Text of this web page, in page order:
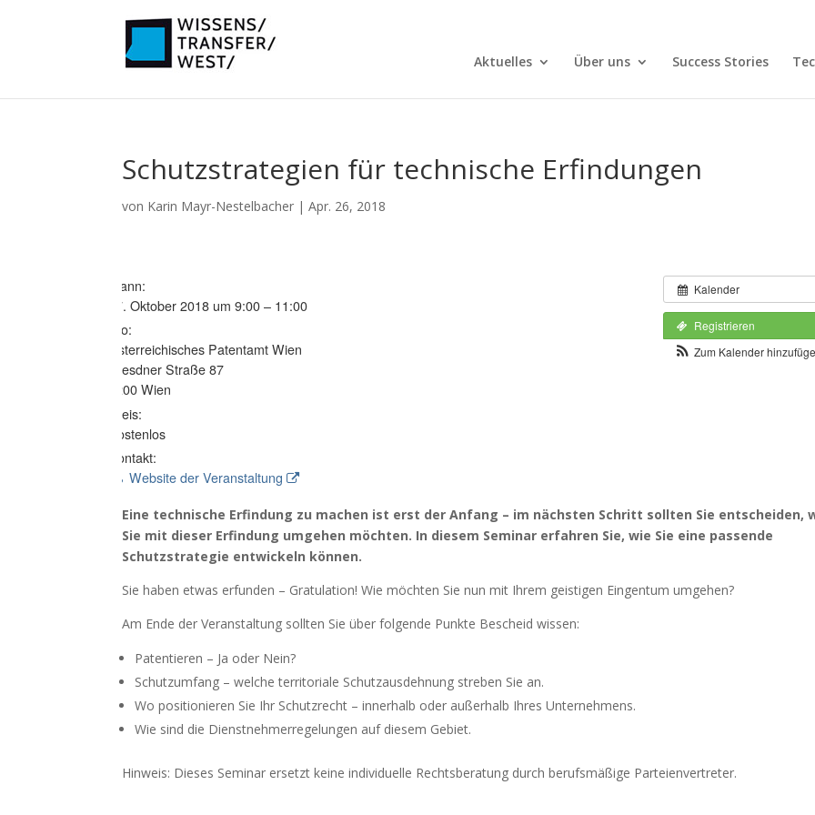
Aktuelles Über uns Success Stories
Schutzstrategien für technische Erfindungen
von Karin Mayr-Nestelbacher |Apr. 26, 2018
Kalender
Registrieren
Zum Kalender
Wann:
17. Oktober 2018 um 9:00 – 11:00
Wo:
Österreichisches Patentamt Wien
Dresdner Straße 87
1200 Wien
Preis:
Kostenlos
Kontakt:
Website der Veranstaltung
Eine technische Erfindung zu machen ist erst der Anfang – im nächsten Schritt sollten Sie entscheiden,
Sie mit dieser Erfindung umgehen möchten. In diesem Seminar erfahren Sie, wie Sie eine passende
Schutzstrategie entwickeln können.
Sie haben etwas erfunden – Gratulation! Wie möchten Sie nun mit Ihrem geistigen Eingentum umgehen?
Am Ende der Veranstaltung sollten Sie über folgende Punkte Bescheid wissen:
Patentieren – Ja oder Nein?
Schutzumfang – welche territoriale Schutzausdehnung streben Sie an.
Wo positionieren Sie Ihr Schutzrecht – innerhalb oder außerhalb Ihres Unternehmens.
Wie sind die Dienstnehmerregelungen auf diesem Gebiet.
Hinweis: Dieses Seminar ersetzt keine individuelle Rechtsberatung durch berufsmäßige Parteienvertreter.